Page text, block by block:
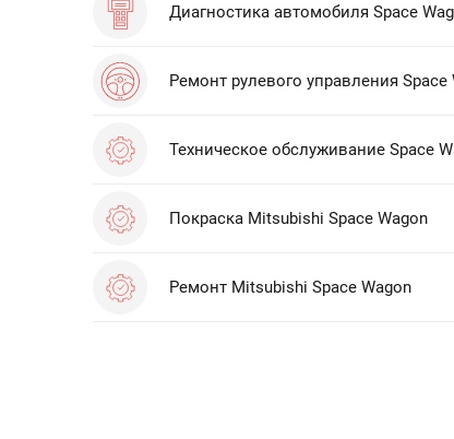
Диагностика автомобиля Space
Ремонт рулевого управления Space
Техническое обслуживание Space
Покраска Mitsubishi Space Wagon
Ремонт Mitsubishi Space Wagon